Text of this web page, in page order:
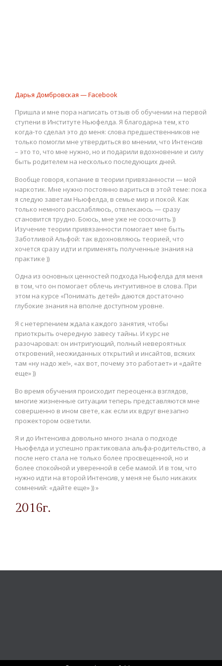
Дарья Домбровская — Facebook
Пришла и мне пора написать отзыв об обучении на первой
ступени в Институте Ньюфелда. Я благодарна тем, кто
когда-то сделал это до меня: слова предшественников не
только помогли мне утвердиться во мнении, что Интенсив
– это то, что мне нужно, но и подарили вдохновение и силу
быть родителем на несколько последующих дней.
Вообще говоря, копание в теории привязанности — мой
наркотик. Мне нужно постоянно вариться в этой теме: пока
я следую заветам Ньюфелда, в семье мир и покой. Как
только немного расслабляюсь, отвлекаюсь — сразу
становится трудно. Боюсь, мне уже не соскочить ))
Изучение теории привязанности помогает мне быть
Заботливой Альфой: так вдохновляюсь теорией, что
хочется сразу идти и применять полученные знания на
практике ))
Одна из основных ценностей подхода Ньюфелда для меня
в том, что он помогает облечь интуитивное в слова. При
этом на курсе «Понимать детей» даются достаточно
глубокие знания на вполне доступном уровне.
Я с нетерпением ждала каждого занятия, чтобы
приоткрыть очередную завесу тайны. И курс не
разочаровал: он интригующий, полный невероятных
откровений, неожиданных открытий и инсайтов, всяких
там «ну надо же!», «ах вот, почему это работает» и «дайте
еще» ))
Во время обучения происходит переоценка взглядов,
многие жизненные ситуации теперь представляются мне
совершенно в ином свете, как если их вдруг внезапно
прожектором осветили.
Я и до Интенсива довольно много знала о подходе
Ньюфелда и успешно практиковала альфа-родительство, а
после него стала не только более просвещенной, но и
более спокойной и уверенной в себе мамой. И в том, что
нужно идти на второй Интенсив, у меня не было никаких
сомнений: «дайте еще» )) »
2016г.